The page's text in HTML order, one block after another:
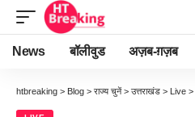
News बॉलीवुड अज़ब-ग़ज़ब
htbreaking > Blog > राज्य चुनें > उत्तराखंड > Live >